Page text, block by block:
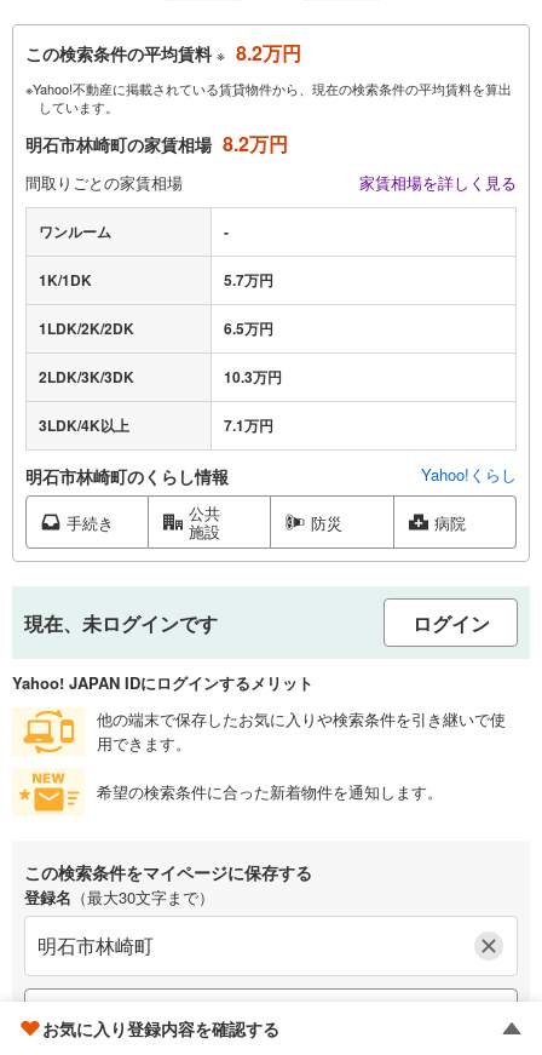
この検索条件の平均賃料 ※ 8.2万円
※Yahoo!不動産に掲載されている賃貸物件から、現在の検索条件の平均賃料を算出
しています。
明石市林崎町の家賃相場 8.2万円
間取りごとの家賃相場 家賃相場を詳しく見る
ワンルーム -
1K/1DK 5.7万円
1LDK/2K/2DK 6.5万円
2LDK/3K/3DK 10.3万円
3LDK/4K以上 7.1万円
明石市林崎町のくらし情報 Yahoo!くらし
手続き 公共
施設 防災 病院
現在、未ログインです ログイン
Yahoo! JAPAN IDにログインするメリット
他の端末で保存したお気に入りや検索条件を引き継いで使
用できます。
希望の検索条件に合った新着物件を通知します。
この検索条件をマイページに保存する
登録名 （最大30文字まで）
検索条件を保存する
お気に入り登録内容を確認する